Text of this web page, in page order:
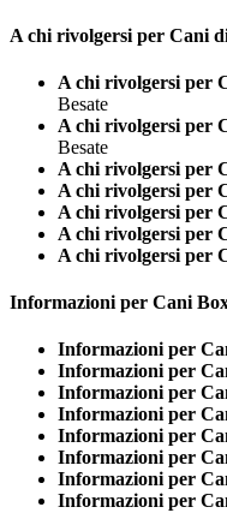
A chi rivolgersi per Cani
A chi rivolgersi per
Besate
A chi rivolgersi per
Besate
A chi rivolgersi per
A chi rivolgersi per
A chi rivolgersi per
A chi rivolgersi per
A chi rivolgersi per
Informazioni per Cani
Informazioni per
Informazioni per
Informazioni per
Informazioni per
Informazioni per
Informazioni per
Informazioni per
Informazioni per